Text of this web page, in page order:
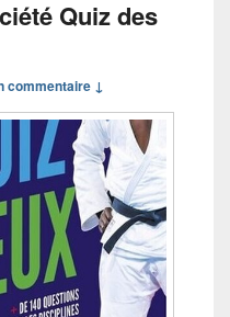
Quiz des
commentaire ↓